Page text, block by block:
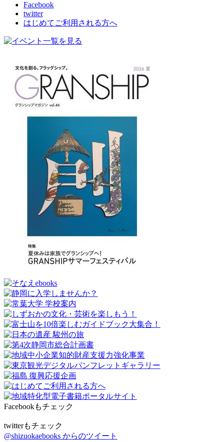
Facebook
twitter
はじめてご利用される方へ
Facebookもチェック
twitterもチェック
@shizuokaebooks からのツイート